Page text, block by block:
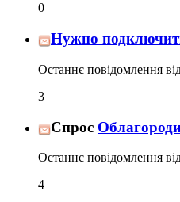
0
Нужно
Останнє повідомлення
3
Спрос
Останнє повідомлення
4